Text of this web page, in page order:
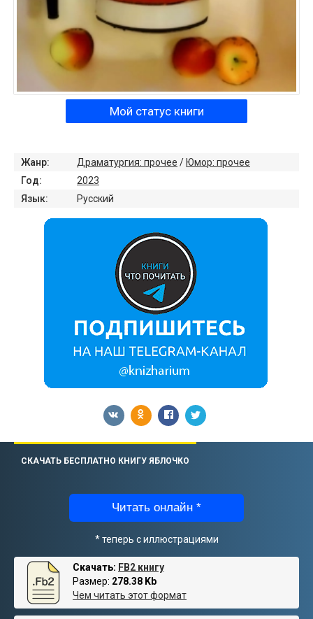
Мой статус книги
Жанр: Драматургия: прочее / Юмор: прочее
Год:
2023
Язык:
Русский
СКАЧАТЬ БЕСПЛАТНО КНИГУ ЯБЛОЧКО
Читать онлайн *
* теперь с иллюстрациями
Скачать: FB2 книгу
Размер: 278.38 Kb
Чем читать этот формат